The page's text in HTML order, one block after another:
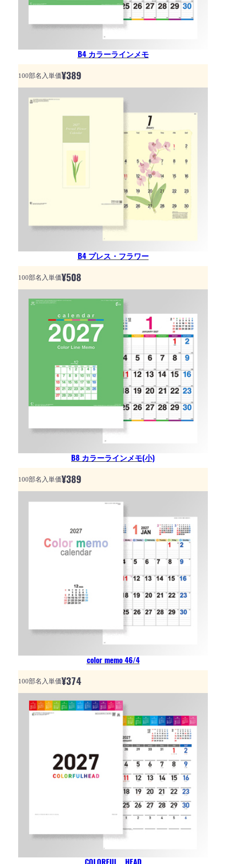
B4 カラーラインメモ
100部名入単価¥389
B4 プレス・フラワー
100部名入単価¥508
B8 カラーラインメモ(小)
100部名入単価¥389
color memo 46/4
100部名入単価¥374
COLORFUL HEAD